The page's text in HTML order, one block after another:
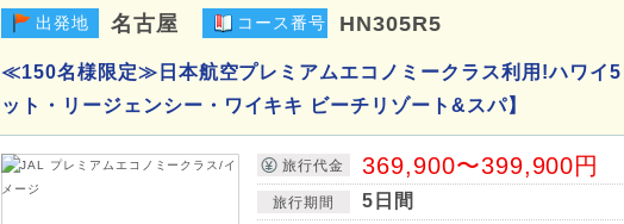
出発地 名古屋 コース番号 HN305R5
≪150名様限定≫日本航空プレミアムエコノミークラス利用!ハワイ5
ット・リージェンシー・ワイキキ ビーチリゾート&スパ】
旅行代金 369,900〜399,900円
旅行期間 5日間